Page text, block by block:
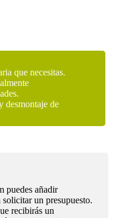
que necesitas.
desmontaje de
puedes añadir
un presupuesto.
recibirás un